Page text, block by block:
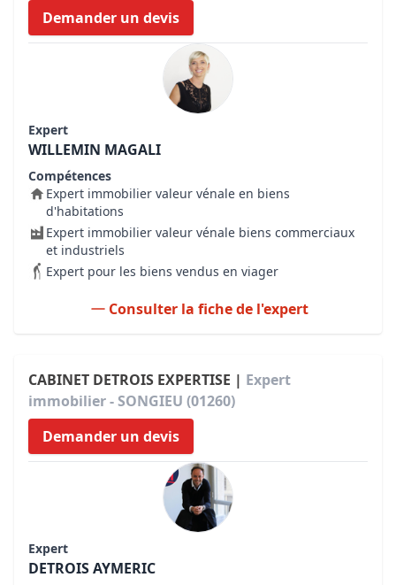
Demander un devis
Expert
WILLEMIN MAGALI
Compétences
Expert immobilier valeur vénale en biens
d'habitations
Expert immobilier valeur vénale biens commerciaux
et industriels
Expert pour les biens vendus en viager
Consulter la fiche de l'expert
CABINET DETROIS EXPERTISE | Expert
immobilier - SONGIEU (01260)
Demander un devis
Expert
DETROIS AYMERIC